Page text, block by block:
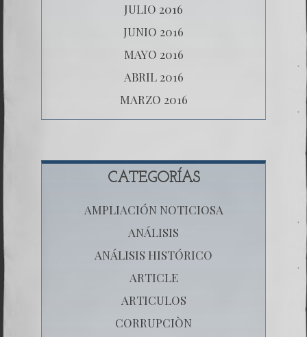
JULIO 2016
JUNIO 2016
MAYO 2016
ABRIL 2016
MARZO 2016
CATEGORÍAS
AMPLIACIÓN NOTICIOSA
ANÁLISIS
ANÁLISIS HISTÓRICO
ARTICLE
ARTICULOS
CORRUPCIÒN